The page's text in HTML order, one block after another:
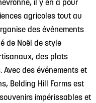
il y en a pour
agricoles tout au
des événements
de Noël de style
des plats
des événements et
Belding Hill Farms est
impérissables et